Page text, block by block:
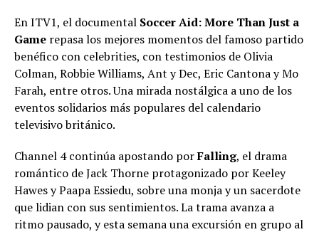
En ITV1, el documental Soccer Aid: More Than Just a
Game repasa los mejores momentos del famoso partido
benéfico con celebrities, con testimonios de Olivia
Colman, Robbie Williams, Ant y Dec, Eric Cantona y Mo
Farah, entre otros. Una mirada nostálgica a uno de los
eventos solidarios más populares del calendario
televisivo británico.
Channel 4 continúa apostando porFalling, el drama
romántico de Jack Thorne protagonizado por Keeley
Hawes y Paapa Essiedu, sobre una monja y un sacerdote
que lidian con sus sentimientos. La trama avanza a
ritmo pausado, y esta semana una excursión en grupo al